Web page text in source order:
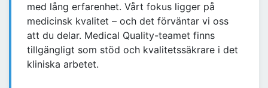
med lång erfarenhet. Vårt fokus ligger på
medicinsk kvalitet – och det förväntar vi oss
att du delar. Medical Quality-teamet finns
tillgängligt som stöd och kvalitetssäkrare i det
kliniska arbetet.